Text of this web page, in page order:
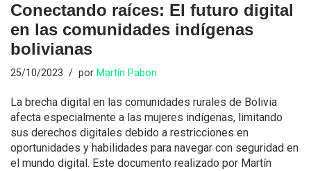
Conectando raíces: El futuro digital
en las comunidades indígenas
bolivianas
25/10/2023 por Martín Pabon
La brecha digital en las comunidades rurales de Bolivia
afecta especialmente a las mujeres indígenas, limitando
sus derechos digitales debido a restricciones en
oportunidades y habilidades para navegar con seguridad en
el mundo digital. Este documento realizado por Martín